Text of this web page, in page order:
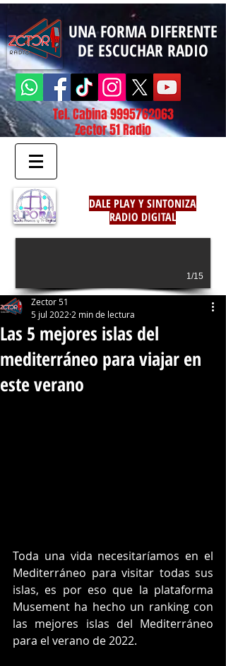
UNA FORMA DIFERENTE
DE ESCUCHAR RADIO
Tel. Cabina9995762063
Zector 51 Radio
DALE PLAY Y SINTONIZA
RADIO DIGITAL
1/15
Las 5 mejores islas del
mediterráneo para viajar en
este verano
Zector 51
5 jul 2022 2 min de lectura
Toda una vida necesitaríamos en el
Mediterráneo para visitar todas sus
islas, es por eso que la plataforma
Musement ha hecho un ranking con
las mejores islas del Mediterráneo
para el verano de 2022.